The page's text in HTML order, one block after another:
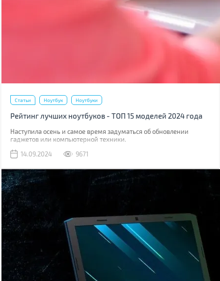
Статьи Ноутбук Ноутбуки
Рейтинг лучших ноутбуков - ТОП 15 моделей 2024 года
Наступила осень и самое время задуматься об обновлении
гаджетов или компьютерной техники.
14.09.2024
9671